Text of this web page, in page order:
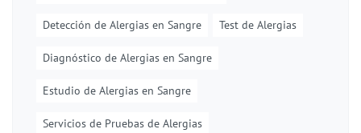
Detección de Alergias en Sangre Test de Alergias
Diagnóstico de Alergias en Sangre
Estudio de Alergias en Sangre
Servicios de Pruebas de Alergias